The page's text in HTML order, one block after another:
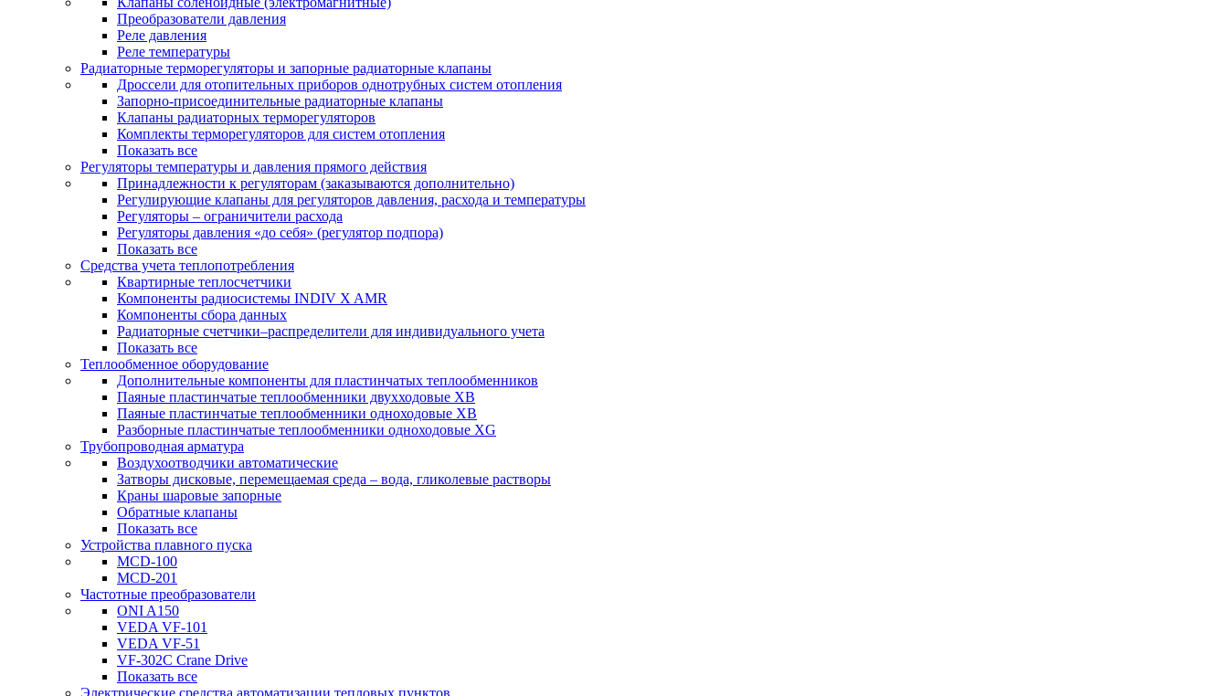
Преобразователи давления
Реле давления
Реле температуры
Радиаторные терморегуляторы и запорные радиаторные клапаны
Дроссели для отопительных приборов однотрубных систем отопления
Запорно-присоединительные радиаторные клапаны
Клапаны радиаторных терморегуляторов
Комплекты терморегуляторов для систем отопления
Показать все
Регуляторы температуры и давления прямого действия
Принадлежности к регуляторам (заказываются дополнительно)
Регулирующие клапаны для регуляторов давления, расхода и температуры
Регуляторы – ограничители расхода
Регуляторы давления «до себя» (регулятор подпора)
Показать все
Средства учета теплопотребления
Квартирные теплосчетчики
Компоненты радиосистемы INDIV X AMR
Компоненты сбора данных
Радиаторные счетчики–распределители для индивидуального учета
Показать все
Теплообменное оборудование
Дополнительные компоненты для пластинчатых теплообменников
Паяные пластинчатые теплообменники двухходовые XB
Паяные пластинчатые теплообменники одноходовые ХВ
Разборные пластинчатые теплообменники одноходовые ХG
Трубопроводная арматура
Воздухоотводчики автоматические
Затворы дисковые, перемещаемая среда – вода, гликолевые растворы
Краны шаровые запорные
Обратные клапаны
Показать все
Устройства плавного пуска
MCD-100
MCD-201
Частотные преобразователи
ONI A150
VEDA VF-101
VEDA VF-51
VF-302C Crane Drive
Показать все
Электрические средства автоматизации тепловых пунктов